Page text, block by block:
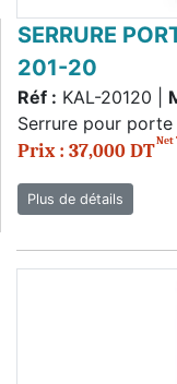
SERRURE
201-20
Réf : KAL-20120 |
Serrure pour
Prix : 37,000 DTNet
Plus de détails